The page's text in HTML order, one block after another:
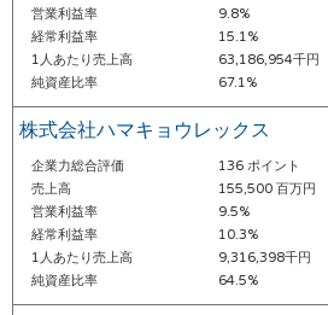
営業利益率
9.8%
経常利益率
15.1%
1人あたり売上高
63,186,954千円
純資産比率
67.1%
株式会社ハマキョウレックス
企業力総合評価
136 ポイント
売上高
155,500 百万円
営業利益率
9.5%
経常利益率
10.3%
1人あたり売上高
9,316,398千円
純資産比率
64.5%